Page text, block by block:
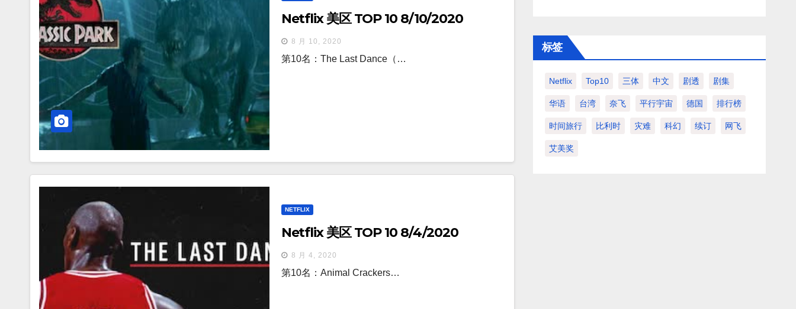
Netflix 美区 TOP 10 8/10/2020
8 月 10, 2020
第10名：The Last Dance（…
NETFLIX
Netflix 美区 TOP 10 8/4/2020
8 月 4, 2020
第10名：Animal Crackers…
标签
Netflix Top10 三体 中文 剧透 剧集
华语 台湾 奈飞 平行宇宙 德国 排行榜
时间旅行 比利时 灾难 科幻 续订 网飞
艾美奖